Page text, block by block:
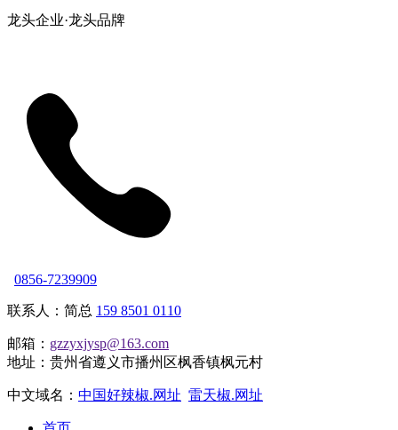
龙头企业·龙头品牌
0856-7239909
联系人：简总 159 8501 0110
邮箱： gzzyxjysp@163.com
地址：贵州省遵义市播州区枫香镇枫元村
中文域名： 中国好辣椒.网址 雷天椒.网址